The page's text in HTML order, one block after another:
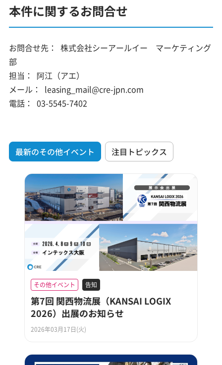
本件に関するお問合せ
お問合せ先：
株式会社シーアールイー マーケティング
部
担当：
阿江（アエ）
メール：
leasing_mail@cre-jpn.com
電話：
03-5545-7402
最新のその他イベント 注目トピックス
その他イベント 告知
第7回 関西物流展（KANSAI LOGIX
2026）出展のお知らせ
2026年03月17日(火)